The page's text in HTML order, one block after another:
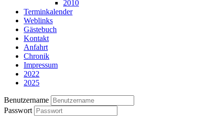
2010
Terminkalender
Weblinks
Gästebuch
Kontakt
Anfahrt
Chronik
Impressum
2022
2025
Benutzername
Passwort